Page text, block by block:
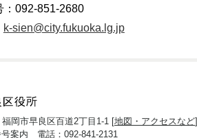
：092-851-2680
k-sien@city.fukuoka.lg.jp
岡市早良区百道2丁目1-1 [地図・アクセスなど]
案内 電話：092-841-2131